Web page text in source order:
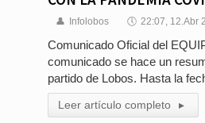
👤 Infolobos 🕔 22:07, 12.Abr
Comunicado Oficial del
comunicado se hace un
partido de Lobos. Hasta la
Leer artículo completo ▸